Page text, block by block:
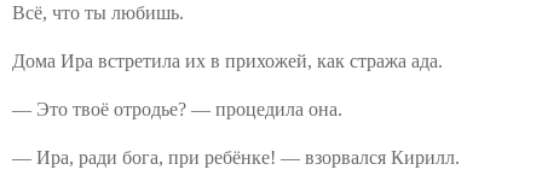
Всё, что ты любишь.
Дома Ира встретила их в прихожей, как стража ада.
— Это твоё отродье? — процедила она.
— Ира, ради бога, при ребёнке! — взорвался Кирилл.